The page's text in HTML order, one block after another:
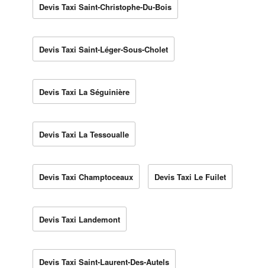
Devis Taxi Saint-Christophe-Du-Bois
Devis Taxi Saint-Léger-Sous-Cholet
Devis Taxi La Séguinière
Devis Taxi La Tessoualle
Devis Taxi Champtoceaux Devis Taxi Le Fuilet
Devis Taxi Landemont
Devis Taxi Saint-Laurent-Des-Autels